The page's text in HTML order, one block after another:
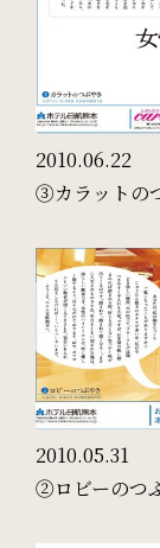
宿泊プラ
2010.06.22
③カラットの
2010.05.31
②ロビーのつ